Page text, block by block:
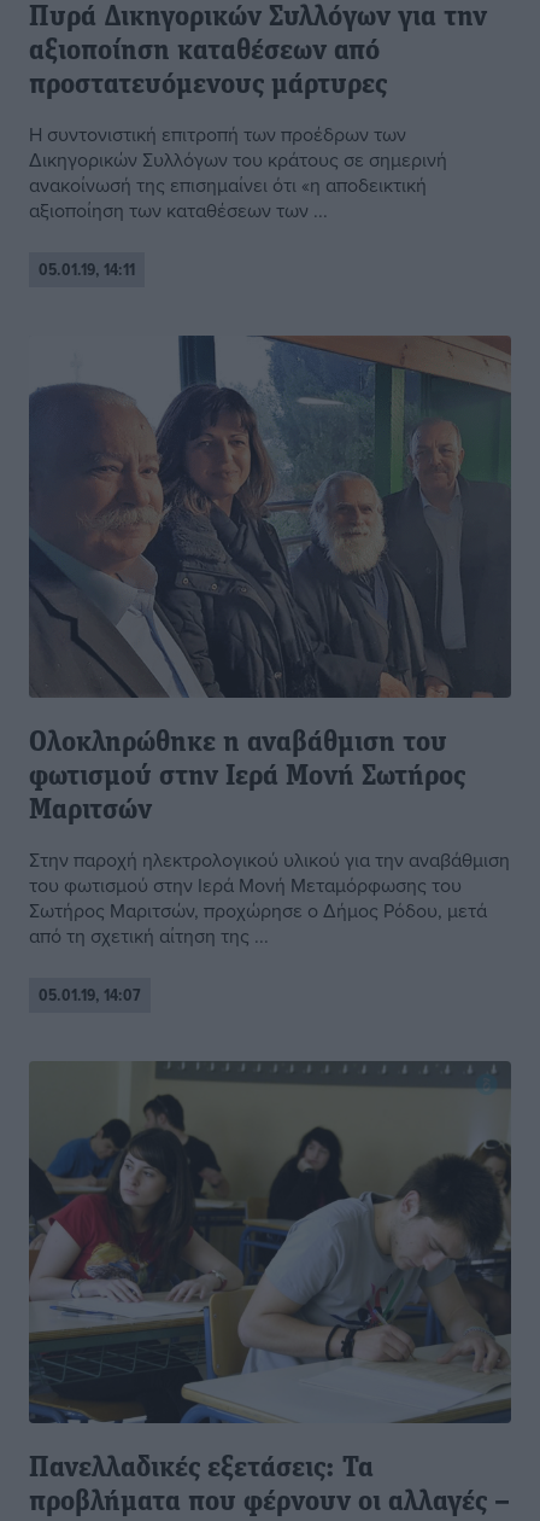
Πυρά Δικηγορικών Συλλόγων για την
αξιοποίηση καταθέσεων από
προστατευόμενους μάρτυρες
Η συντονιστική επιτροπή των προέδρων των
Δικηγορικών Συλλόγων του κράτους σε σημερινή
ανακοίνωσή της επισημαίνει ότι «η αποδεικτική
αξιοποίηση των καταθέσεων των ...
05.01.19, 14:11
Ολοκληρώθηκε η αναβάθμιση του
φωτισμού στην Ιερά Μονή Σωτήρος
Μαριτσών
Στην παροχή ηλεκτρολογικού υλικού για την αναβάθμιση
του φωτισμού στην Ιερά Μονή Μεταμόρφωσης του
Σωτήρος Μαριτσών, προχώρησε ο Δήμος Ρόδου, μετά
από τη σχετική αίτηση της ...
05.01.19, 14:07
Πανελλαδικές εξετάσεις: Τα
προβλήματα που φέρνουν οι αλλαγές –